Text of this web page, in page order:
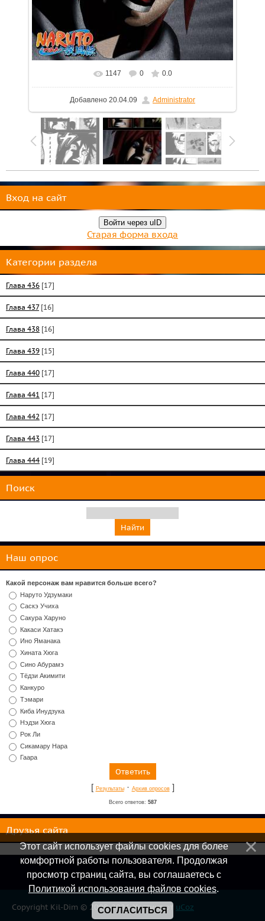
В реальном размере 714x1050
1147 0 0.0
Добавлено 20.04.09 Administrator
Вход на сайт
Войти через uID
Старая форма входа
Категории раздела
Глава 436 [17]
Глава 437 [16]
Глава 438 [16]
Глава 439 [15]
Глава 440 [17]
Глава 441 [17]
Глава 442 [17]
Глава 443 [17]
Глава 444 [19]
Поиск
Наш опрос
Какой персонаж вам нравится больше всего?
Наруто Удзумаки
Саскэ Учиха
Сакура Харуно
Какаси Хатакэ
Ино Яманака
Хината Хюга
Сино Абурамэ
Тёдзи Акимити
Канкуро
Тэмари
Киба Инудзука
Нэдзи Хюга
Рок Ли
Сикамару Нара
Гаара
[ Результаты· Архив опросов]
Всего ответов: 587
Друзья сайта
Copyright Kil-Dim © 2008-2026 Хостинг от uCoz
Этот сайт использует файлы cookies для более
комфортной работы пользователя. Продолжая
просмотр страниц сайта, вы соглашаетесь с
Политикой использования файлов cookies.
СОГЛАСИТЬСЯ